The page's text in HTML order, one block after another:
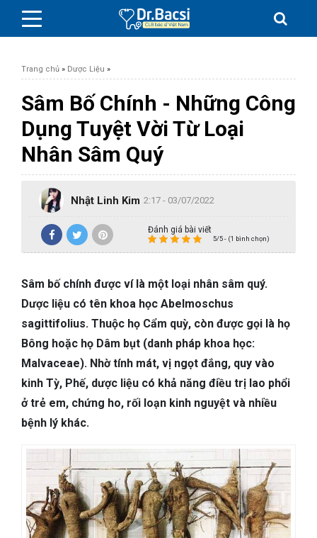
BỆNH DA LIỄU
BỆNH PHỤ KHOA
BỆNH XƯƠNG KHỚP
SỨC KHỎE GIỚI TÍNH
TAI – MŨI – HỌNG
TIÊU HÓA
DA LIỄU THẨM MỸ
NHA KHOA
Trang chủ » Dược Liệu »
Sâm Bố Chính - Những Công
Dụng Tuyệt Vời Từ Loại
Nhân Sâm Quý
Nhật Linh Kim 2:17 - 03/07/2022
Đánh giá bài viết
5/5 - (1 bình chọn)
Sâm bố chính được ví là một loại nhân sâm quý.
Dược liệu có tên khoa học Abelmoschus
sagittifolius. Thuộc họ Cẩm quỳ, còn được gọi là họ
Bông hoặc họ Dâm bụt (danh pháp khoa học:
Malvaceae). Nhờ tính mát, vị ngọt đắng, quy vào
kinh Tỳ, Phế, dược liệu có khả năng điều trị lao phổi
ở trẻ em, chứng ho, rối loạn kinh nguyệt và nhiều
bệnh lý khác.